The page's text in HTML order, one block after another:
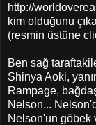
http://
kim olduğunu
(resmin üstüne
Ben sağ
Shinya Aoki,
Rampage,
Nelson...
Nelson'un göbek